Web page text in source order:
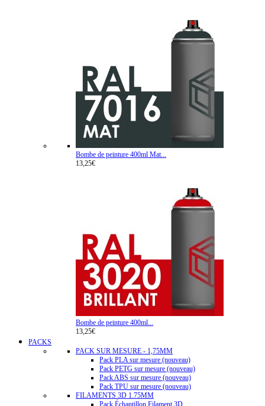
Bombe de peinture 400ml Mat...
13,25€
Bombe de peinture 400ml...
13,25€
PACKS
PACK SUR MESURE - 1,75MM
Pack PLA sur mesure (nouveau)
Pack PETG sur mesure (nouveau)
Pack ABS sur mesure (nouveau)
Pack TPU sur mesure (nouveau)
FILAMENTS 3D 1.75MM
Pack Échantillon Filament 3D